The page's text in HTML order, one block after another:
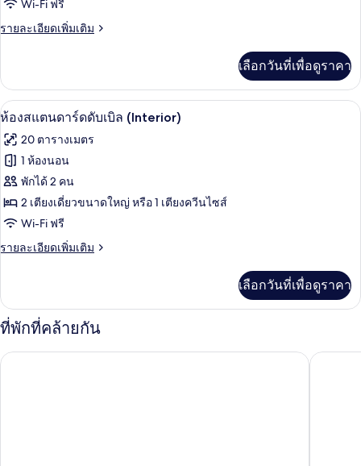
ซิงเกิล
(Interior)
Wi-Fi ฟรี
รายละเอียดเพิ่มเติม
ราย
เกี่ยว
กับ
ห้อง
(Interior)
เลือกวันที่เพื่อดูราคา
เปิด
ภาพถ่าย
ทั้งหมด
ของ
ห้อง
สแตนดาร์ด
ดับเบิล
ห้องสแตนดาร์ดดับเบิล (Interior) | เค
4
ห้องสแตนดาร์ดดับเบิล (Interior)
20 ตารางเมตร
1 ห้องนอน
พักได้ 2 คน
2 เตียงเดี่ยวขนาดใหญ่ หรือ 1 เตียงควีนไซส์
Wi-Fi ฟรี
รายละเอียดเพิ่มเติม
ราย
เกี่ยว
กับ
ห้อง
ดับเบิล
เลือกวันที่เพื่อดูราคา
ที่พักที่คล้ายกัน
เปสทานา CR7 แกรน วีอา มาดริด เออร์เบิ